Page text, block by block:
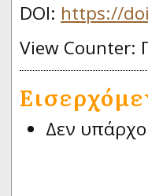
DOI: https://
View Counter:
Δεν